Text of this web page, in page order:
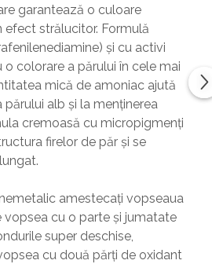
garantează o culoare
efect strălucitor. Formulă
și cu activi
colorare a părului în cele mai
mică de amoniac ajută
părului alb și la menținerea
cremoasă cu micropigmenți
firelor de păr și se
amestecați vopseaua
vopsea cu o parte și jumatate
super deschise,
cu două părți de oxidant